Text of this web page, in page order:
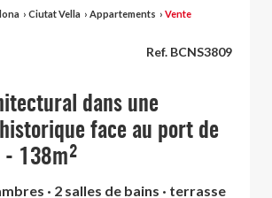
› Ciutat Vella › Appartements › Vente
Ref. BCNS3809
dans une
face au port de
- 138m²
· 2 salles de bains · terrasse